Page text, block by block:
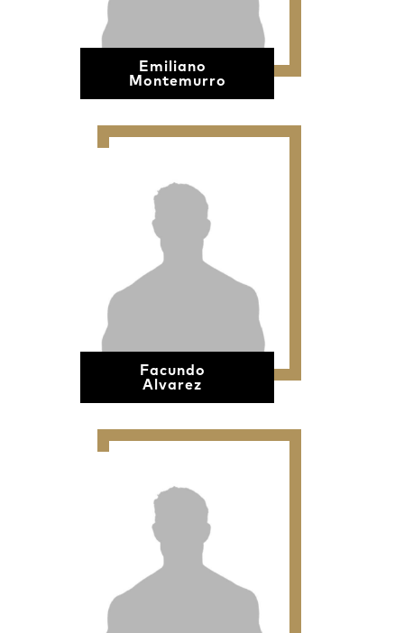
Emiliano
Montemurro
Facundo
Alvarez